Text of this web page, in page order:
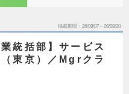
掲載期間 26/08/07～26/08/20
統括部】サービス
東京）／Mgrクラ